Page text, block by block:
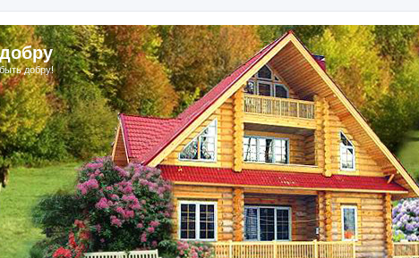
добру!